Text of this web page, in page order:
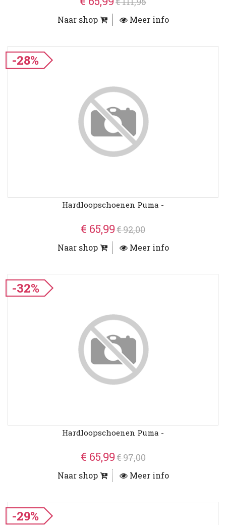
Naar shop Meer info
-28%
Hardloopschoenen Puma -
€ 65,99€ 92,00
Naar shop Meer info
-32%
Hardloopschoenen Puma -
€ 65,99€ 97,00
Naar shop Meer info
-29%